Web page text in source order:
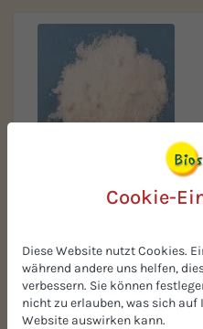
Biorezepte
Cookie-
Diese Website nutzt Cookies.
während andere uns helfen,
verbessern. Sie können
nicht zu erlauben, was sich
Website auswirken kann.